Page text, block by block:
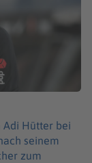
Adi Hütter bei
seinem
zum